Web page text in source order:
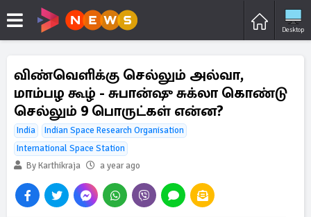
Desktop
விண்வெளிக்கு செல்லும் அல்வா,
மாம்பழ கூழ் - சுபான்ஷு சுக்லா கொண்டு
செல்லும் 9 பொருட்கள் என்ன?
India
Indian Space Research Organisation
International Space Station
By Karthikraja
a year ago